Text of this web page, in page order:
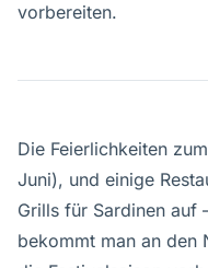
vorbereiten.
Die Feierlichkeiten
Juni), und einige
Grills für Sardinen auf
bekommt man an den